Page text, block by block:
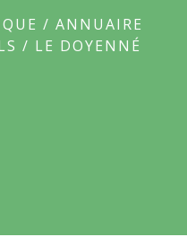
/ ANNUAIRE
/ LE DOYENNÉ